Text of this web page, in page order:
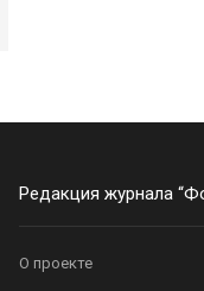
Редакция журнала
О проекте